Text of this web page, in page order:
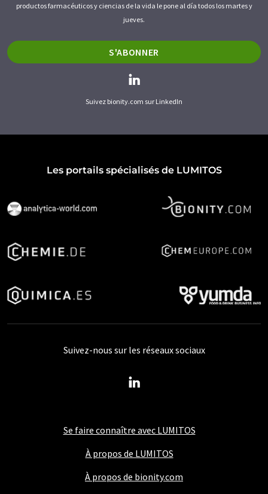
productos farmacéuticos y ciencias de la vida le pone al día todos los martes y
jueves.
S'ABONNER
Suivez bionity.com sur LinkedIn
Les portails spécialisés de LUMITOS
Se faire connaître avec LUMITOS
À propos de LUMITOS
À propos de bionity.com
Suivez-nous sur les réseaux sociaux